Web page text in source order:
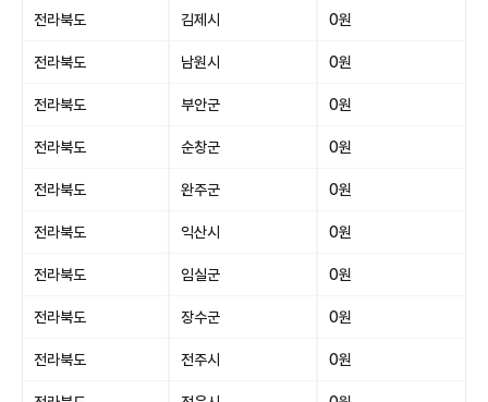
전라북도 김제시 0원
전라북도 남원시 0원
전라북도 부안군 0원
전라북도 순창군 0원
전라북도 완주군 0원
전라북도 익산시 0원
전라북도 임실군 0원
전라북도 장수군 0원
전라북도 전주시 0원